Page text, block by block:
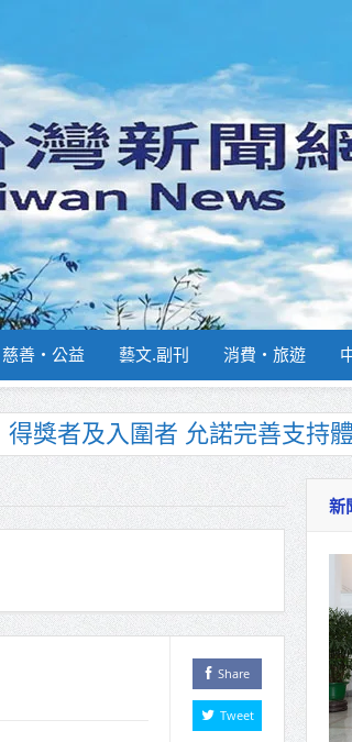
慈善‧公益 藝文.副刊 消費‧旅遊
血 蔡順元勉提升巡防戰力
月31日補助擴大至國中生
動態測試 侯友宜蔣萬安攜手
7盛大登場 新北形象館亮相
業設施公共動土創造千個就業
長陳其邁、運動部長李洋各
國中小學書法比賽 圓滿落幕
Share
Tweet
新